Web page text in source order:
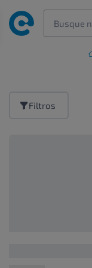
Filtros